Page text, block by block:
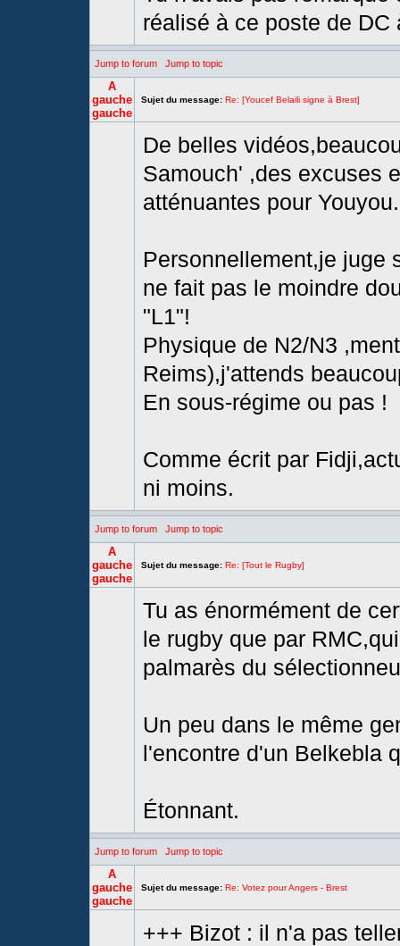
réalisé à ce poste de DC
Jump to forum Jump to topic
A
gauche
gauche
Sujet du message: Re: [Youcef Belaili signe à Brest]
De belles
Samouch' ,des excuses
atténuantes pour
Personnellement,je juge
ne fait pas le moindre
"L1"!
Physique de N2/N3
Reims),j'attends
En sous-régime ou pas !
Comme écrit par
ni moins.
Jump to forum Jump to topic
A
gauche
gauche
Sujet du message: Re: [Tout le Rugby]
Tu as énormément de
le rugby que par
palmarès du
Un peu dans le même
l'encontre d'un Belkebla
Étonnant.
Jump to forum Jump to topic
A
gauche
gauche
Sujet du message: Re: Votez pour Angers - Brest
+++ Bizot : il n'a pas